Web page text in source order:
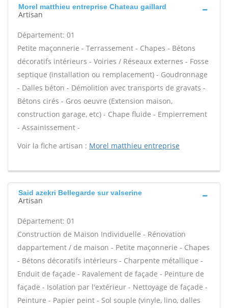
Morel matthieu entreprise Chateau gaillard
Artisan
Département: 01
Petite maçonnerie - Terrassement - Chapes - Bétons
décoratifs intérieurs - Voiries / Réseaux externes - Fosse
septique (installation ou remplacement) - Goudronnage
- Dalles béton - Démolition avec transports de gravats -
Bétons cirés - Gros oeuvre (Extension maison,
construction garage, etc) - Chape fluide - Empierrement
- Assainissement -
Voir la fiche artisan : Morel matthieu entreprise
Said azekri Bellegarde sur valserine
Artisan
Département: 01
Construction de Maison Individuelle - Rénovation
dappartement / de maison - Petite maçonnerie - Chapes
- Bétons décoratifs intérieurs - Charpente métallique -
Enduit de façade - Ravalement de façade - Peinture de
façade - Isolation par l'extérieur - Nettoyage de façade -
Peinture - Papier peint - Sol souple (vinyle, lino, dalles